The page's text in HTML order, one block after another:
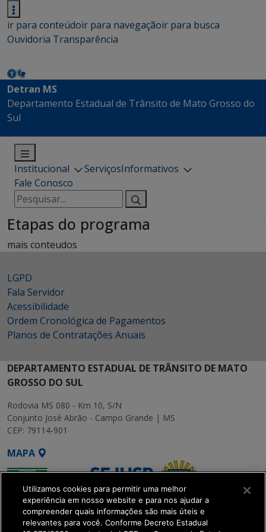
ir para conteúdoir para navegaçãoir para busca
Ouvidoria Transparência
Detran MS
Departamento Estadual de Trânsito de Mato Grosso do
Sul
Institucional ServiçosInformativos
Fale Conosco
Pesquisar
por:
Etapas do programa
mais conteudos
LGPD
Fala Servidor
Acessibilidade
Ordem Cronológica de Pagamentos
Planos de Contratações Anuais
DEPARTAMENTO ESTADUAL DE TRÂNSITO DE MATO
GROSSO DO SUL
Rodovia MS 080 - Km 10, S/N
Conjunto José Abrão - Campo Grande | MS
CEP: 79114-901
MAPA
Utilizamos cookies para permitir uma melhor
experiência em nosso website e para nos ajudar a
compreender quais informações são mais úteis e
relevantes para você. Conforme Decreto Estadual